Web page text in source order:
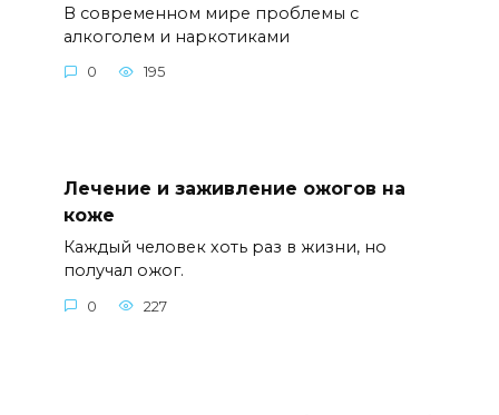
В современном мире проблемы с
алкоголем и наркотиками
0 195
Лечение и заживление ожогов на
коже
Каждый человек хоть раз в жизни, но
получал ожог.
0 227